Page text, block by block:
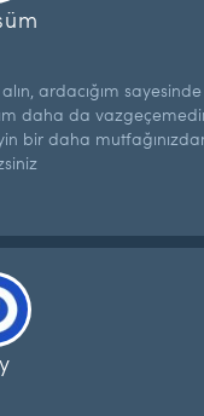
alın, ardacığım
daha da
bir daha